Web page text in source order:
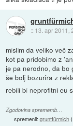
:: 13. apr 2011,
mislim da veliko več
kot pa pridobimo z
je pa nerodno, da bo
še bolj bozurira z
rebili bi neprofitni eu
Zgodovina sprememb…
spremenil:gruntfürmich(